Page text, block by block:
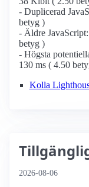
- Duplicerad
betyg )
- Äldre
betyg )
- Högsta
130 ms ( 4.50
Kolla
2026-08-06